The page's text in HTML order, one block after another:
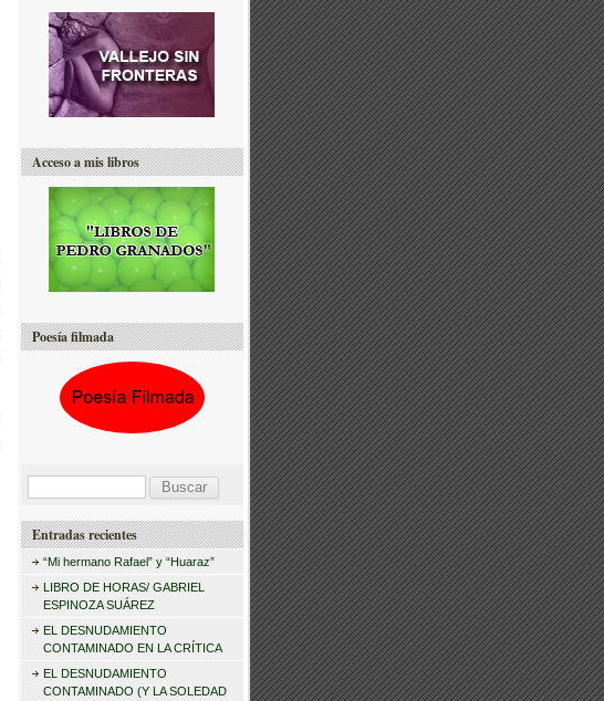
Acceso a mis libros
Poesía filmada
s
r
Entradas recientes
“Mi hermano Rafael” y “Huaraz”
LIBRO DE HORAS/ GABRIEL
ESPINOZA SUÁREZ
EL DESNUDAMIENTO
CONTAMINADO EN LA CRÍTICA
EL DESNUDAMIENTO
CONTAMINADO (Y LA SOLEDAD